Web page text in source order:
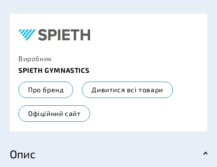
Виробник
SPIETH GYMNASTICS
Про бренд Дивитися всі товари
Офіційний сайт
Опис